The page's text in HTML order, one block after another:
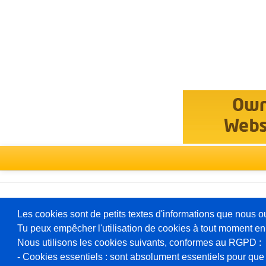
Boîte à outils
Les cookies sont de petits textes d'informations que nous
Tu peux empêcher l'utilisation de cookies à tout moment
Nous utilisons les cookies suivants, conformes au RGPD :
- Cookies essentiels : sont absolument essentiels pour